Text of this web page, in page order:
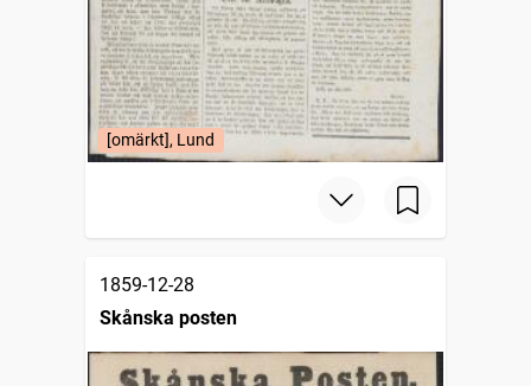
[omärkt], Lund
1859-12-28
Skånska posten